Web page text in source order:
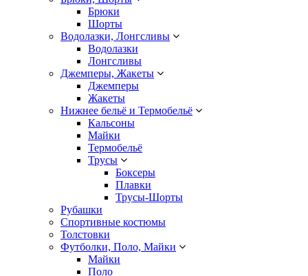
Брюки
Шорты
Водолазки, Лонгсливы
Водолазки
Лонгсливы
Джемперы, Жакеты
Джемперы
Жакеты
Нижнее бельё и Термобельё
Кальсоны
Майки
Термобельё
Трусы
Боксеры
Плавки
Трусы-Шорты
Рубашки
Спортивные костюмы
Толстовки
Футболки, Поло, Майки
Майки
Поло